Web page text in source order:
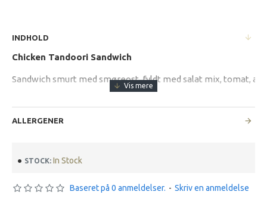
INDHOLD
Chicken Tandoori Sandwich
Sandwich smurt med smøreost, fyldt med salat mix, tomat,
ALLERGENER
STOCK: In Stock
Baseret på 0 anmeldelser. - Skriv en anmeldelse